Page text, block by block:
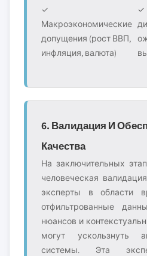
✓
Макроэкономические
допущения (рост ВВП,
инфляция, валюта)
✓
6. Валидация И
Качества
На заключительных
человеческая
эксперты в области
отфильтрованные
нюансов и
могут ускользнуть
системы. Эта